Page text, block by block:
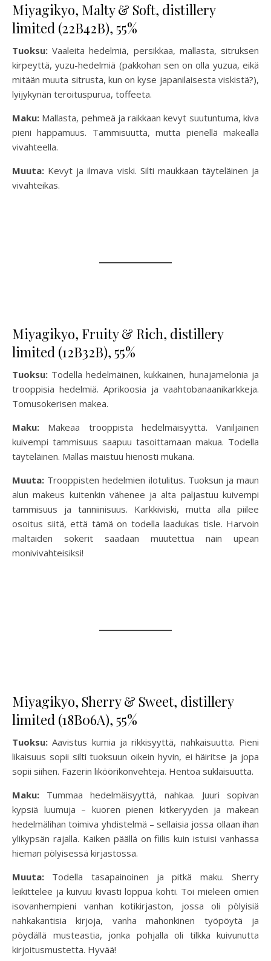
Miyagikyo, Malty & Soft, distillery
limited (22B42B), 55%
Tuoksu: Vaaleita hedelmiä, persikkaa, mallasta, sitruksen
kirpeyttä, yuzu-hedelmiä (pakkohan sen on olla yuzua, eikä
mitään muuta sitrusta, kun on kyse japanilaisesta viskistä?),
lyijykynän teroituspurua, toffeeta.
Maku: Mallasta, pehmeä ja raikkaan kevyt suutuntuma, kiva
pieni happamuus. Tammisuutta, mutta pienellä makealla
vivahteella.
Muuta: Kevyt ja ilmava viski. Silti maukkaan täyteläinen ja
vivahteikas.
Miyagikyo, Fruity & Rich, distillery
limited (12B32B), 55%
Tuoksu: Todella hedelmäinen, kukkainen, hunajamelonia ja
trooppisia hedelmiä. Aprikoosia ja vaahtobanaanikarkkeja.
Tomusokerisen makea.
Maku: Makeaa trooppista hedelmäisyyttä. Vaniljainen
kuivempi tammisuus saapuu tasoittamaan makua. Todella
täyteläinen. Mallas maistuu hienosti mukana.
Muuta: Trooppisten hedelmien ilotulitus. Tuoksun ja maun
alun makeus kuitenkin vähenee ja alta paljastuu kuivempi
tammisuus ja tanniinisuus. Karkkiviski, mutta alla piilee
osoitus siitä, että tämä on todella laadukas tisle. Harvoin
maltaiden sokerit saadaan muutettua näin upean
monivivahteisiksi!
Miyagikyo, Sherry & Sweet, distillery
limited (18B06A), 55%
Tuoksu:Aavistus kumia ja rikkisyyttä, nahkaisuutta. Pieni
likaisuus sopii silti tuoksuun oikein hyvin, ei häiritse ja jopa
sopii siihen. Fazerin liköörikonvehteja. Hentoa suklaisuutta.
Maku: Tummaa hedelmäisyyttä, nahkaa. Juuri sopivan
kypsiä luumuja – kuoren pienen kitkeryyden ja makean
hedelmälihan toimiva yhdistelmä – sellaisia jossa ollaan ihan
ylikypsän rajalla. Kaiken päällä on fiilis kuin istuisi vanhassa
hieman pölyisessä kirjastossa.
Muuta: Todella tasapainoinen ja pitkä maku. Sherry
leikittelee ja kuivuu kivasti loppua kohti. Toi mieleen omien
isovanhempieni vanhan kotikirjaston, jossa oli pölyisiä
nahkakantisia kirjoja, vanha mahonkinen työpöytä ja
pöydällä musteastia, jonka pohjalla oli tilkka kuivunutta
kirjoitusmustetta. Hyvää!